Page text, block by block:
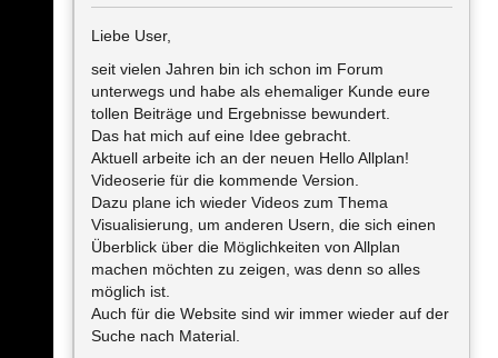
Liebe User,
seit vielen Jahren bin ich schon im Forum
unterwegs und habe als ehemaliger Kunde eure
tollen Beiträge und Ergebnisse bewundert.
Das hat mich auf eine Idee gebracht.
Aktuell arbeite ich an der neuen Hello Allplan!
Videoserie für die kommende Version.
Dazu plane ich wieder Videos zum Thema
Visualisierung, um anderen Usern, die sich einen
Überblick über die Möglichkeiten von Allplan
machen möchten zu zeigen, was denn so alles
möglich ist.
Auch für die Website sind wir immer wieder auf der
Suche nach Material.